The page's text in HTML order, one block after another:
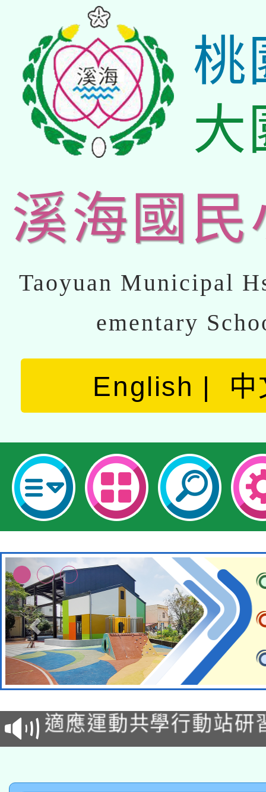
桃
大
溪海國民
Taoyuan Municipal
ementary
English 中
本校115學年度第2次
招甄選結果公告(無人
招)
適應運動共學行動站研
本館辦理115年度閱讀
暨閱讀推動專業研習